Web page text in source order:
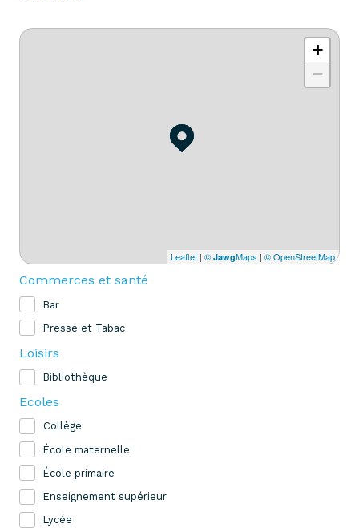
+
−
Leaflet | © JawgMaps | © OpenStreetMap
Commerces et santé
Bar
Presse et Tabac
Loisirs
Bibliothèque
Ecoles
Collège
École maternelle
École primaire
Enseignement supérieur
Lycée